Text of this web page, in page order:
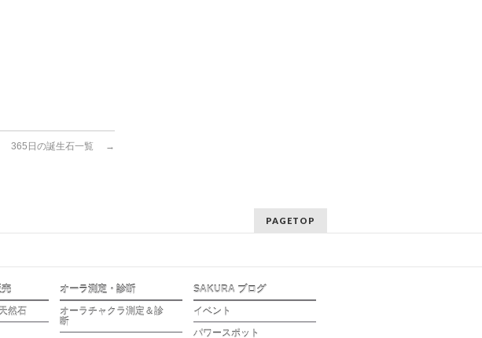
365日の誕生石一覧 →
PAGETOP
然石
オーラ測定・診断
オーラチャクラ測定＆診
断
SAKURA ブログ
イベント
パワースポット